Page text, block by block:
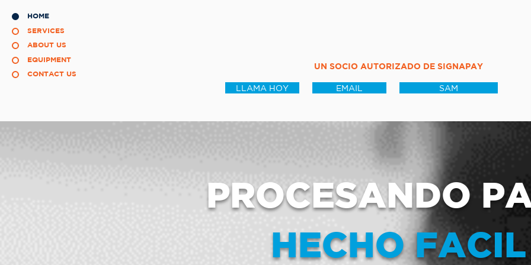
HOME
SERVICES
ABOUT US
EQUIPMENT
CONTACT US
UN SOCIO AUTORIZADO DE SIGNAPAY
LLAMA HOY EMAIL SAM
PROCESANDO
HECHO FACIL